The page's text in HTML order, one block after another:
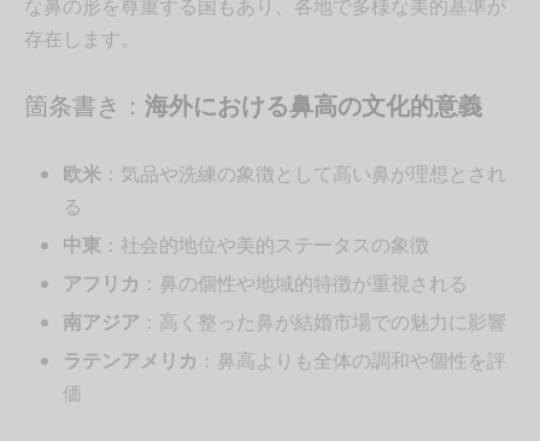
な鼻の形を尊重する国もあり、各地で多様な美的基準が
存在します。
箇条書き： 海外における鼻高の文化的意義
欧米：気品や洗練の象徴として高い鼻が理想とされ
る
中東：社会的地位や美的ステータスの象徴
アフリカ ：鼻の個性や地域的特徴が重視される
南アジア ：高く整った鼻が結婚市場での魅力に影響
ラテンアメリカ ：鼻高よりも全体の調和や個性を評
価